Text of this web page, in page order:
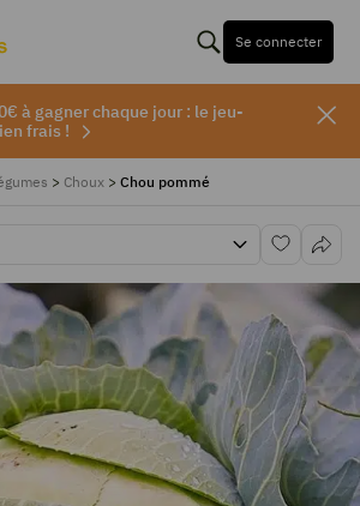
Se connecter
à gagner chaque jour : le jeu-
frais !
> Choux > Chou pommé